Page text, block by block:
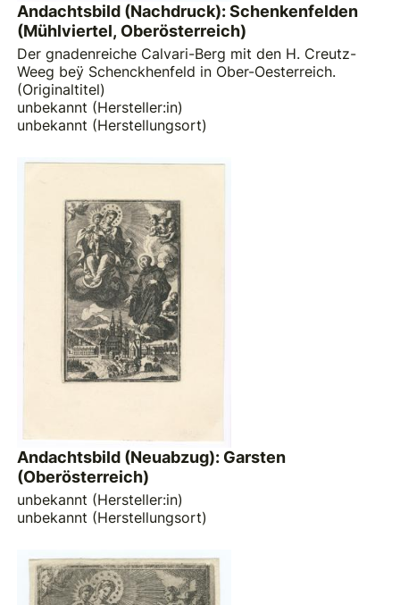
Andachtsbild (Nachdruck): Schenkenfelden
(Mühlviertel, Oberösterreich)
Der gnadenreiche Calvari-Berg mit den H. Creutz-
Weeg beÿ Schenckhenfeld in Ober-Oesterreich.
(Originaltitel)
unbekannt (Hersteller:in)
unbekannt (Herstellungsort)
Andachtsbild (Neuabzug): Garsten
(Oberösterreich)
unbekannt (Hersteller:in)
unbekannt (Herstellungsort)